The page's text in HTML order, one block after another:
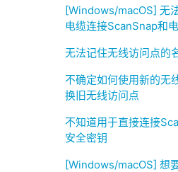
[Windows/macOS] 无
电缆连接ScanSnap和
无法记住无线访问点的
不确定如何使用新的无
换旧无线访问点
不知道用于直接连接
安全密钥
[Windows/macOS] 想